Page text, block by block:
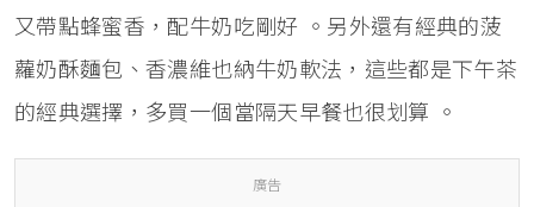
又帶點蜂蜜香，配牛奶吃剛好 。另外還有經典的菠
蘿奶酥麵包、香濃維也納牛奶軟法，這些都是下午茶
的經典選擇，多買一個當隔天早餐也很划算 。
廣告